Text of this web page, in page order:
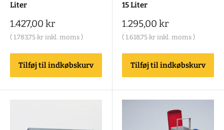
Liter
Salgspris
1.427,00 kr
( 1.783,75 kr inkl. moms )
Tilføj til indkøbskurv
15 Liter
Salgspris
1.295,00 kr
( 1.618,75 kr inkl. moms )
Tilføj til indkøbskurv